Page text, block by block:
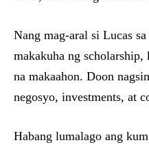
Nang mag-aral si Lucas
makakuha ng
na makaahon. Doon
negosyo, investments, at
Habang lumalago ang